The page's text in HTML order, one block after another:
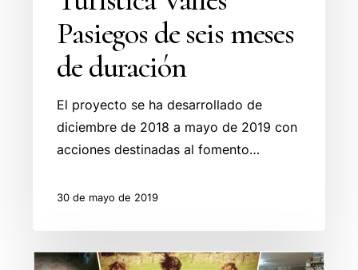
Pasiegos de seis meses
de duración
El proyecto se ha desarrollado de
diciembre de 2018 a mayo de 2019 con
acciones destinadas al fomento…
30 de mayo de 2019
Finaliza